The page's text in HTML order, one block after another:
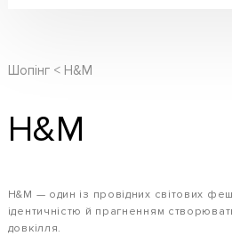
Шопінг H&M
H&M
H&M — один із провідних світових
ідентичністю й прагненням
довкілля.